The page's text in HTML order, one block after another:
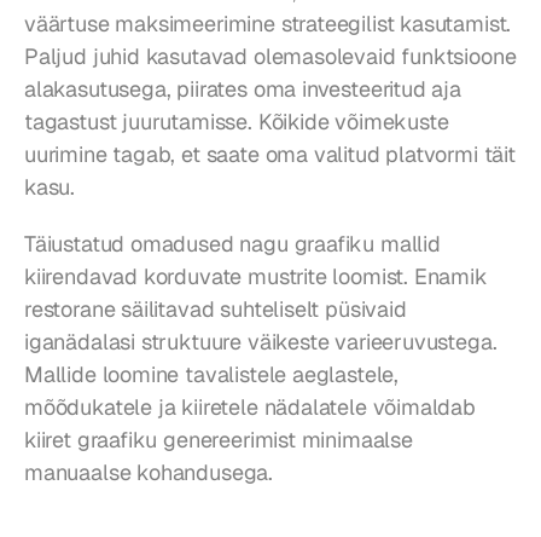
väärtuse maksimeerimine strateegilist kasutamist.
Paljud juhid kasutavad olemasolevaid funktsioone
alakasutusega, piirates oma investeeritud aja
tagastust juurutamisse. Kõikide võimekuste
uurimine tagab, et saate oma valitud platvormi täit
kasu.
Täiustatud omadused nagu graafiku mallid
kiirendavad korduvate mustrite loomist. Enamik
restorane säilitavad suhteliselt püsivaid
iganädalasi struktuure väikeste varieeruvustega.
Mallide loomine tavalistele aeglastele,
mõõdukatele ja kiiretele nädalatele võimaldab
kiiret graafiku genereerimist minimaalse
manuaalse kohandusega.